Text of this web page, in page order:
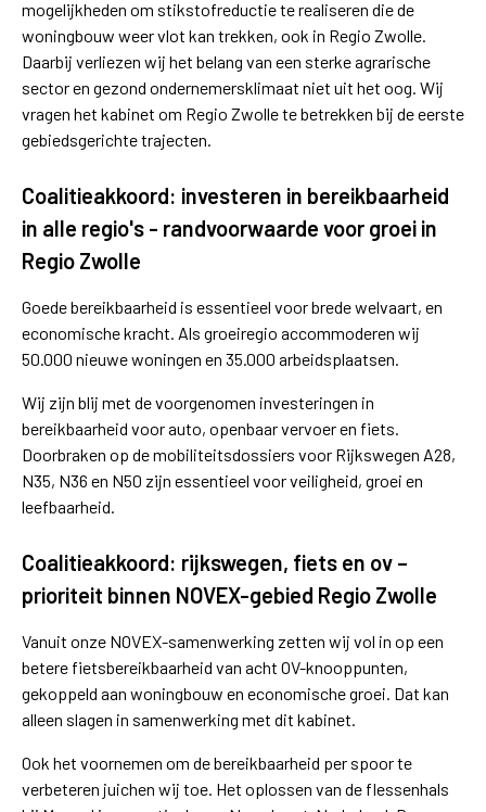
mogelijkheden om stikstofreductie te realiseren die de
woningbouw weer vlot kan trekken, ook in Regio Zwolle.
Daarbij verliezen wij het belang van een sterke agrarische
sector en gezond ondernemersklimaat niet uit het oog. Wij
vragen het kabinet om Regio Zwolle te betrekken bij de eerste
gebiedsgerichte trajecten.
Coalitieakkoord: investeren in bereikbaarheid
in alle regio's - randvoorwaarde voor groei in
Regio Zwolle
Goede bereikbaarheid is essentieel voor brede welvaart, en
economische kracht. Als groeiregio accommoderen wij
50.000 nieuwe woningen en 35.000 arbeidsplaatsen.
Wij zijn blij met de voorgenomen investeringen in
bereikbaarheid voor auto, openbaar vervoer en fiets.
Doorbraken op de mobiliteitsdossiers voor Rijkswegen A28,
N35, N36 en N50 zijn essentieel voor veiligheid, groei en
leefbaarheid.
Coalitieakkoord: rijkswegen, fiets en ov –
prioriteit binnen NOVEX-gebied Regio Zwolle
Vanuit onze NOVEX-samenwerking zetten wij vol in op een
betere fietsbereikbaarheid van acht OV-knooppunten,
gekoppeld aan woningbouw en economische groei. Dat kan
alleen slagen in samenwerking met dit kabinet.
Ook het voornemen om de bereikbaarheid per spoor te
verbeteren juichen wij toe. Het oplossen van de flessenhals